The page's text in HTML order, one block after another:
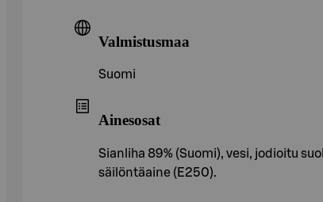
Valmistusmaa
Suomi
Ainesosat
Sianliha 89% (Suomi), vesi, jodioitu
säilöntäaine (E250).